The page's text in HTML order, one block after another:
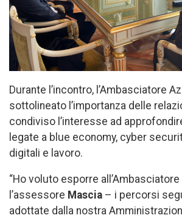
Durante l’incontro, l’Ambasciatore
sottolineato l’importanza delle
condiviso l’interesse ad
legate a blue economy, cyber
digitali e lavoro.
“Ho voluto esporre
l’assessore Mascia – i percorsi
adottate dalla nostra